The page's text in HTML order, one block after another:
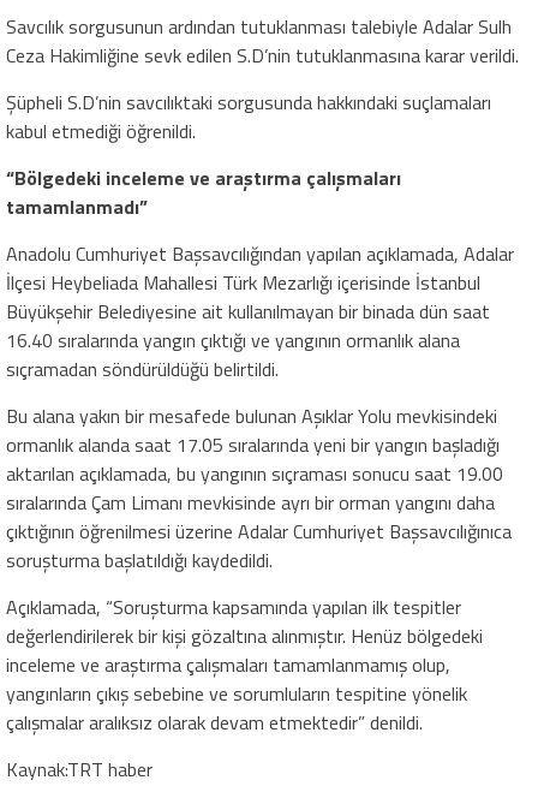
Savcılık sorgusunun ardından tutuklanması talebiyle Adalar Sulh
Ceza Hakimliğine sevk edilen S.D’nin tutuklanmasına karar verildi.
Şüpheli S.D’nin savcılıktaki sorgusunda hakkındaki suçlamaları
kabul etmediği öğrenildi.
“Bölgedeki inceleme ve araştırma çalışmaları
tamamlanmadı”
Anadolu Cumhuriyet Başsavcılığından yapılan açıklamada, Adalar
İlçesi Heybeliada Mahallesi Türk Mezarlığı içerisinde İstanbul
Büyükşehir Belediyesine ait kullanılmayan bir binada dün saat
16.40 sıralarında yangın çıktığı ve yangının ormanlık alana
sıçramadan söndürüldüğü belirtildi.
Bu alana yakın bir mesafede bulunan Aşıklar Yolu mevkisindeki
ormanlık alanda saat 17.05 sıralarında yeni bir yangın başladığı
aktarılan açıklamada, bu yangının sıçraması sonucu saat 19.00
sıralarında Çam Limanı mevkisinde ayrı bir orman yangını daha
çıktığının öğrenilmesi üzerine Adalar Cumhuriyet Başsavcılığınıca
soruşturma başlatıldığı kaydedildi.
Açıklamada, “Soruşturma kapsamında yapılan ilk tespitler
değerlendirilerek bir kişi gözaltına alınmıştır. Henüz bölgedeki
inceleme ve araştırma çalışmaları tamamlanmamış olup,
yangınların çıkış sebebine ve sorumluların tespitine yönelik
çalışmalar aralıksız olarak devam etmektedir” denildi.
Kaynak:TRT haber